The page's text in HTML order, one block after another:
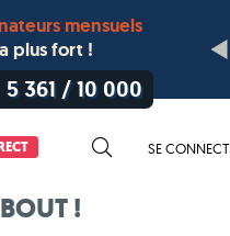
mensuels
plus fort !
5 361 /10 000
SE
!